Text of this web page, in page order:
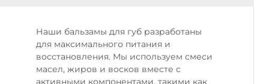
Наши бальзамы для губ разработаны
для максимального питания и
восстановления. Мы используем смеси
масел, жиров и восков вместе с
активными компонентами, такими как